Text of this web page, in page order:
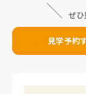
ぜひ
見学予約